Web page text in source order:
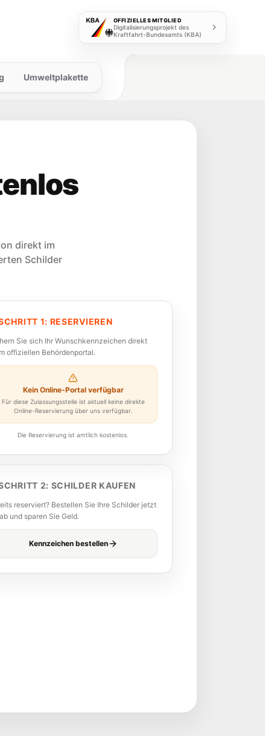
OFFIZIELLES MITGLIED
Digitalisierungsprojekt des
Kraftfahrt-Bundesamts (KBA)
Umweltplakette
direkt im
Schilder
1: RESERVIEREN
Sie sich Ihr Wunschkennzeichen direkt
offiziellen Behördenportal.
Kein Online-Portal verfügbar
Für diese Zulassungsstelle ist aktuell keine direkte
Online-Reservierung über uns verfügbar.
Die Reservierung ist amtlich kostenlos.
2: SCHILDER KAUFEN
reserviert? Bestellen Sie Ihre Schilder jetzt
und sparen Sie Geld.
Kennzeichen bestellen